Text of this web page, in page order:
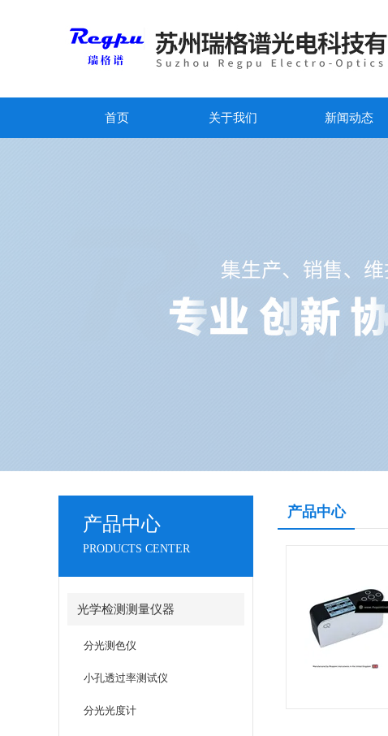
首页 关于我们 新闻动态
产品中心
PRODUCTS CENTER
光学检测测量仪器
分光测色仪
小孔透过率测试仪
分光光度计
产品中心